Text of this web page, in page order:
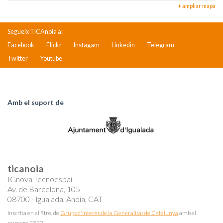
+ ampliar mapa
Segueix TICAnoia a:
Facebook
Flickr Instagam Linkedin
Telegram
Twitter
Youtube
Amb el suport de
ticanoia
IGnova Tecnoespai
Av. de Barcelona, 105
08700 - Igualada, Anoia, CAT
Inscrita en el Rtre. de Grups d'Interès de la Generalitat de Catalunya amb el